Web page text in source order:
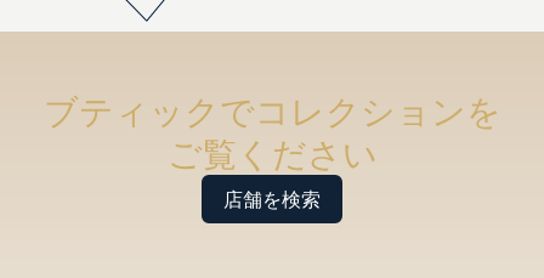
ブティックでコレクションを
ご覧ください
店舗を検索